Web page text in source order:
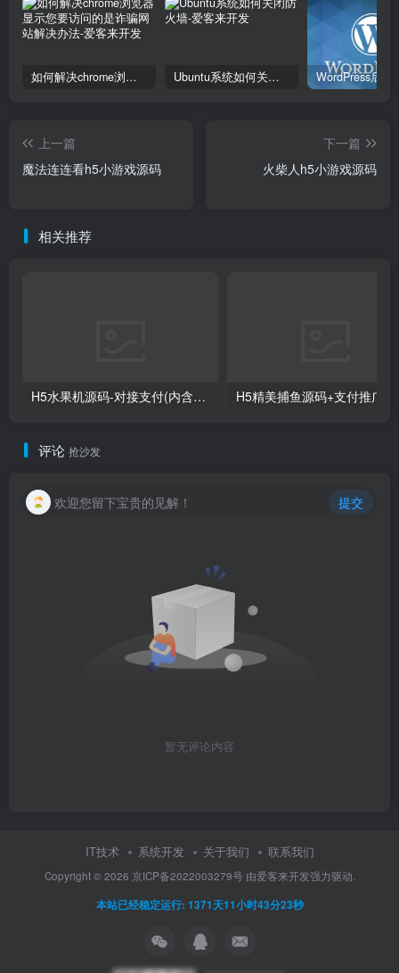
如何解决chrome浏览器显示您要访问的是诈骗网站解决办法 Ubuntu系统如何关闭防火墙
上一篇
魔法连连看h5小游戏源码
下一篇
火柴人h5小游戏源码
相关推荐
H5水果机源码-对接支付(内含视频搭建教程)
评论 抢沙发
欢迎您留下宝贵的见解！ 提交
暂无评论内容
IT技术 系统开发 关于我们 联系我们
Copyright ©2026 京ICP备2022003279号由爱客来开发强力驱动.
本站已经稳定运行: 1371天11小时43分23秒